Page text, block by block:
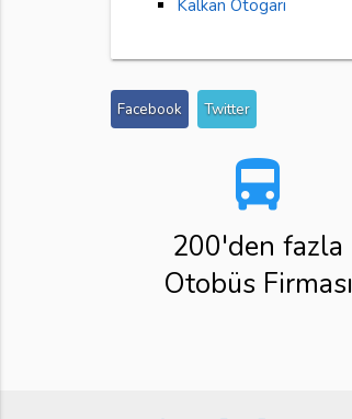
Kalkan Otogarı
Facebook Twitter
directions_bus
200'den fazla
Otobüs Firması